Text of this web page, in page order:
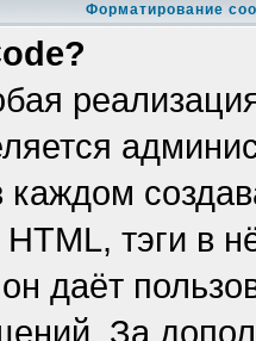
Форматирование
каждом
тэги в
даёт
За